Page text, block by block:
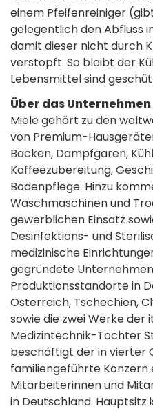
einem Pfeifenreiniger
gelegentlich den Abfluss
damit dieser nicht durch
verstopft. So bleibt der
Lebensmittel sind
Über das Unternehmen
Miele gehört zu den
von Premium-
Backen, Dampfgaren,
Kaffeezubereitung,
Bodenpflege. Hinzu
Waschmaschinen und
gewerblichen Einsatz
Desinfektions- und
medizinische
gegründete
Produktionsstandorte in
Österreich, Tschechien,
sowie die zwei Werke der
Medizintechnik-Tochter
beschäftigt der in vierter
familiengeführte Konzern
Mitarbeiterinnen und
in Deutschland. Hauptsitz